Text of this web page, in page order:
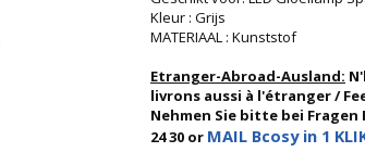
Kleur : Grijs
MATERIAAL : Kunststof
Etranger-Abroad-Ausland:
livrons aussi à l'étranger /
Nehmen Sie bitte bei Fragen
24 30 or MAIL Bcosy in 1